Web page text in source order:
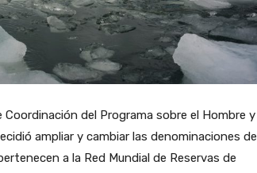
Coordinación del Programa sobre el Hombre y
ampliar y cambiar las denominaciones de
a la Red Mundial de Reservas de